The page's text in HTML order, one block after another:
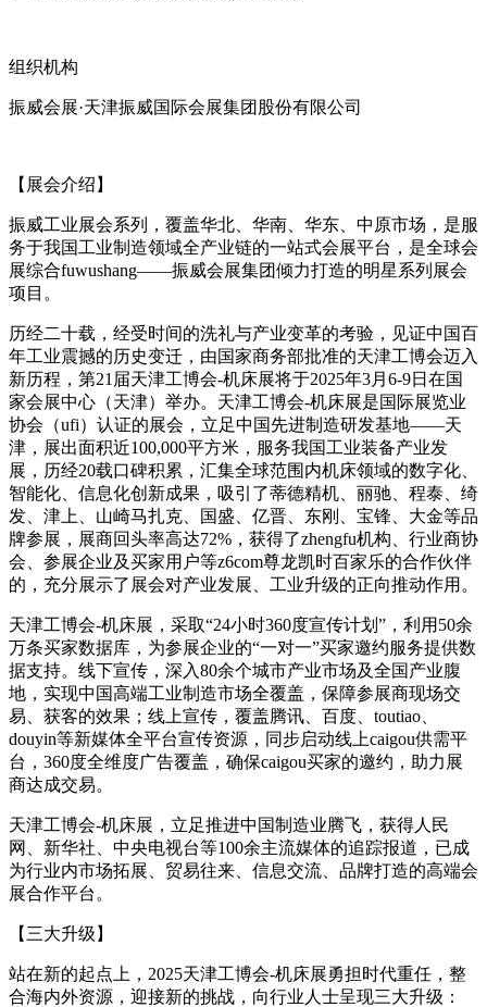
组织机构
振威会展·天津振威国际会展集团股份有限公司
【展会介绍】
振威工业展会系列，覆盖华北、华南、华东、中原市场，是服
务于我国工业制造领域全产业链的一站式会展平台，是全球会
展综合fuwushang——振威会展集团倾力打造的明星系列展会
项目。
历经二十载，经受时间的洗礼与产业变革的考验，见证中国百
年工业震撼的历史变迁，由国家商务部批准的天津工博会迈入
新历程，第21届天津工博会-机床展将于2025年3月6-9日在国
家会展中心（天津）举办。天津工博会-机床展是国际展览业
协会（ufi）认证的展会，立足中国先进制造研发基地——天
津，展出面积近100,000平方米，服务我国工业装备产业发
展，历经20载口碑积累，汇集全球范围内机床领域的数字化、
智能化、信息化创新成果，吸引了蒂德精机、丽驰、程泰、绮
发、津上、山崎马扎克、国盛、亿晋、东刚、宝锋、大金等品
牌参展，展商回头率高达72%，获得了zhengfu机构、行业商协
会、参展企业及买家用户等z6com尊龙凯时百家乐的合作伙伴
的，充分展示了展会对产业发展、工业升级的正向推动作用。
天津工博会-机床展，采取“24小时360度宣传计划”，利用50余
万条买家数据库，为参展企业的“一对一”买家邀约服务提供数
据支持。线下宣传，深入80余个城市产业市场及全国产业腹
地，实现中国高端工业制造市场全覆盖，保障参展商现场交
易、获客的效果；线上宣传，覆盖腾讯、百度、toutiao、
douyin等新媒体全平台宣传资源，同步启动线上caigou供需平
台，360度全维度广告覆盖，确保caigou买家的邀约，助力展
商达成交易。
天津工博会-机床展，立足推进中国制造业腾飞，获得人民
网、新华社、中央电视台等100余主流媒体的追踪报道，已成
为行业内市场拓展、贸易往来、信息交流、品牌打造的高端会
展合作平台。
【三大升级】
站在新的起点上，2025天津工博会-机床展勇担时代重任，整
合海内外资源，迎接新的挑战，向行业人士呈现三大升级：